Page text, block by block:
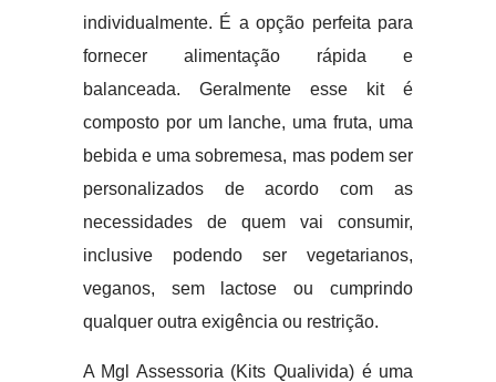
individualmente. É a opção perfeita para
fornecer alimentação rápida e
balanceada. Geralmente esse kit é
composto por um lanche, uma fruta, uma
bebida e uma sobremesa, mas podem ser
personalizados de acordo com as
necessidades de quem vai consumir,
inclusive podendo ser vegetarianos,
veganos, sem lactose ou cumprindo
qualquer outra exigência ou restrição.
A Mgl Assessoria (Kits Qualivida) é uma